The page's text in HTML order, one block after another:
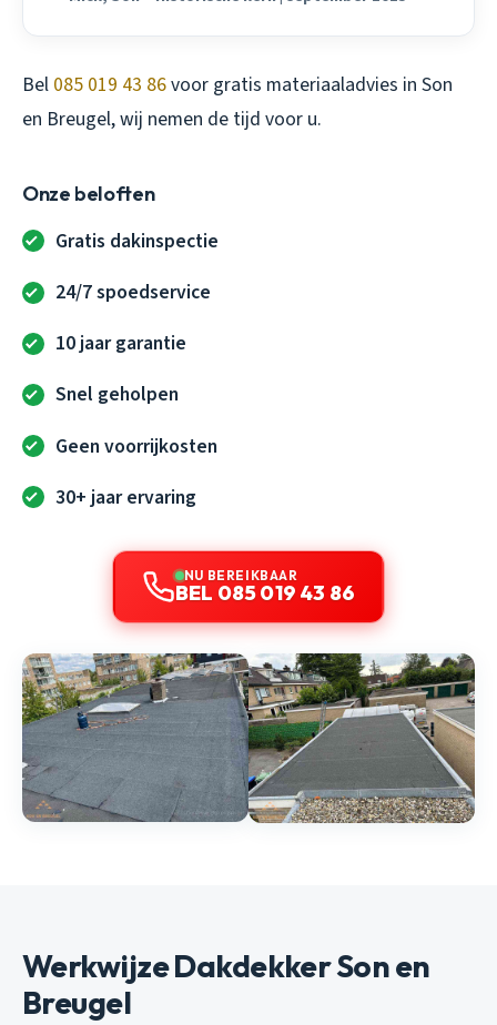
Bel 085 019 43 86voor gratis materiaaladvies in Son
en Breugel, wij nemen de tijd voor u.
Onze beloften
Gratis dakinspectie
24/7 spoedservice
10 jaar garantie
Snel geholpen
Geen voorrijkosten
30+ jaar ervaring
NU BEREIKBAAR
BEL 085 019 43 86
Werkwijze Dakdekker Son en
Breugel